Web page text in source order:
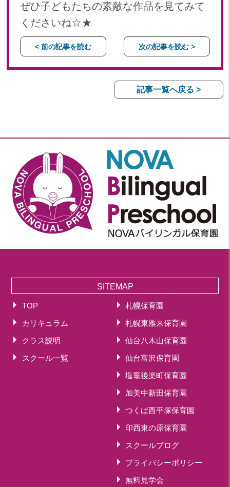
ぜひ子どもたちの素敵な作品を見てみて
くださいね☆★
< 前の記事を読む 次の記事を読む >
記事一覧へ戻る >
SITEMAP
TOP
カリキュラム
クラス説明
スクール一覧
札幌保育園
札幌東雁来保育園
仙台八木山保育園
仙台富沢保育園
塩竈後楽町保育園
加美中新田保育園
つくば西平塚保育園
印西東の原保育園
スクールブログ
プライバシーポリシー
無料見学会